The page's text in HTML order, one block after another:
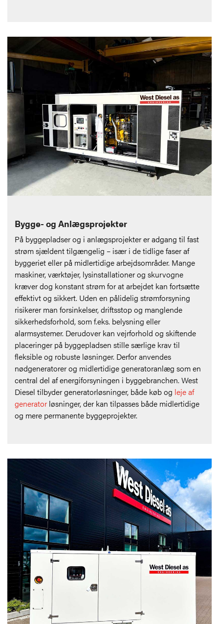
Bygge- og Anlægsprojekter
På byggepladser og i anlægsprojekter er adgang til fast
strøm sjældent tilgængelig – især i de tidlige faser af
byggeriet eller på midlertidige arbejdsområder. Mange
maskiner, værktøjer, lysinstallationer og skurvogne
kræver dog konstant strøm for at arbejdet kan fortsætte
effektivt og sikkert. Uden en pålidelig strømforsyning
risikerer man forsinkelser, driftsstop og manglende
sikkerhedsforhold, som f.eks. belysning eller
alarmsystemer. Derudover kan vejrforhold og skiftende
placeringer på byggepladsen stille særlige krav til
fleksible og robuste løsninger. Derfor anvendes
nødgeneratorer og midlertidige generatoranlæg som en
central del af energiforsyningen i byggebranchen. West
Diesel tilbyder generatorløsninger, både køb og leje af
generator løsninger, der kan tilpasses både midlertidige
og mere permanente byggeprojekter.